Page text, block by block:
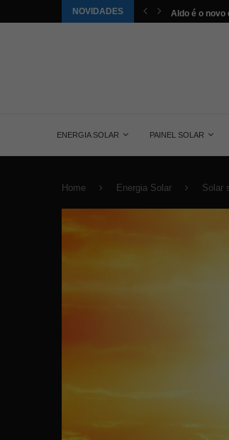
NOVIDADES
pela energia solar nos... Aldo é o novo
ENERGIA SOLAR PAINEL SOLAR
Home Energia Solar Solar